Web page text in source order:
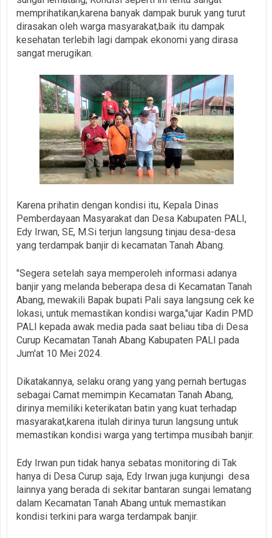
memprihatikan,karena banyak dampak buruk yang turut
dirasakan oleh warga masyarakat,baik itu dampak
kesehatan terlebih lagi dampak ekonomi yang dirasa
sangat merugikan.
Karena prihatin dengan kondisi itu, Kepala Dinas
Pemberdayaan Masyarakat dan Desa Kabupaten PALI,
Edy Irwan, SE, M.Si terjun langsung tinjau desa-desa
yang terdampak banjir di kecamatan Tanah Abang.
"Segera setelah saya memperoleh informasi adanya
banjir yang melanda beberapa desa di Kecamatan Tanah
Abang, mewakili Bapak bupati Pali saya langsung cek ke
lokasi, untuk memastikan kondisi warga,"ujar Kadin PMD
PALI kepada awak media pada saat beliau tiba di Desa
Curup Kecamatan Tanah Abang Kabupaten PALI pada
Jum'at 10 Mei 2024.
Dikatakannya, selaku orang yang yang pernah bertugas
sebagai Camat memimpin Kecamatan Tanah Abang,
dirinya memiliki keterikatan batin yang kuat terhadap
masyarakat,karena itulah dirinya turun langsung untuk
memastikan kondisi warga yang tertimpa musibah banjir.
Edy Irwan pun tidak hanya sebatas monitoring di Tak
hanya di Desa Curup saja, Edy Irwan juga kunjungi desa
lainnya yang berada di sekitar bantaran sungai lematang
dalam Kecamatan Tanah Abang untuk memastikan
kondisi terkini para warga terdampak banjir.